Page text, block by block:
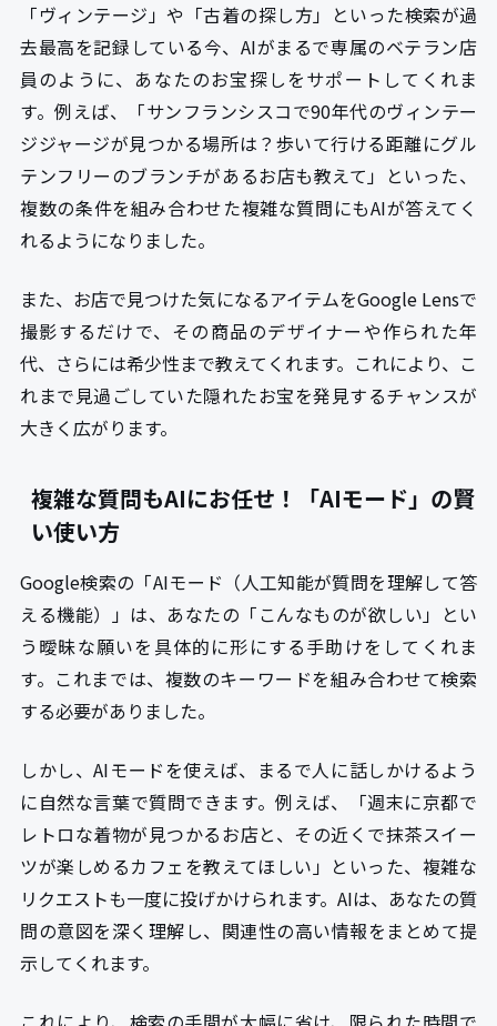
「ヴィンテージ」や「古着の探し方」といった検索が過
去最高を記録している今、AIがまるで専属のベテラン店
員のように、あなたのお宝探しをサポートしてくれま
す。例えば、「サンフランシスコで90年代のヴィンテー
ジジャージが見つかる場所は？歩いて行ける距離にグル
テンフリーのブランチがあるお店も教えて」といった、
複数の条件を組み合わせた複雑な質問にもAIが答えてく
れるようになりました。
また、お店で見つけた気になるアイテムをGoogle Lensで
撮影するだけで、その商品のデザイナーや作られた年
代、さらには希少性まで教えてくれます。これにより、こ
れまで見過ごしていた隠れたお宝を発見するチャンスが
大きく広がります。
複雑な質問もAIにお任せ！「AIモード」の賢
い使い方
Google検索の「AIモード（人工知能が質問を理解して答
える機能）」は、あなたの「こんなものが欲しい」とい
う曖昧な願いを具体的に形にする手助けをしてくれま
す。これまでは、複数のキーワードを組み合わせて検索
する必要がありました。
しかし、AIモードを使えば、まるで人に話しかけるよう
に自然な言葉で質問できます。例えば、「週末に京都で
レトロな着物が見つかるお店と、その近くで抹茶スイー
ツが楽しめるカフェを教えてほしい」といった、複雑な
リクエストも一度に投げかけられます。AIは、あなたの質
問の意図を深く理解し、関連性の高い情報をまとめて提
示してくれます。